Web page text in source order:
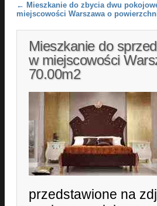
Post navigation
← Mieszkanie do zbycia dwu
miejscowości Warszawa o
Mieszkanie do
w miejscowości
70.00m2
przedstawione na